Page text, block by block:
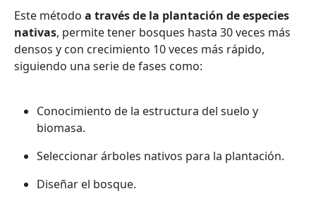
Este método a través de la plantación de especies
nativas, permite tener bosques hasta 30 veces más
densos y con crecimiento 10 veces más rápido,
siguiendo una serie de fases como:
Conocimiento de la estructura del suelo y
biomasa.
Seleccionar árboles nativos para la plantación.
Diseñar el bosque.